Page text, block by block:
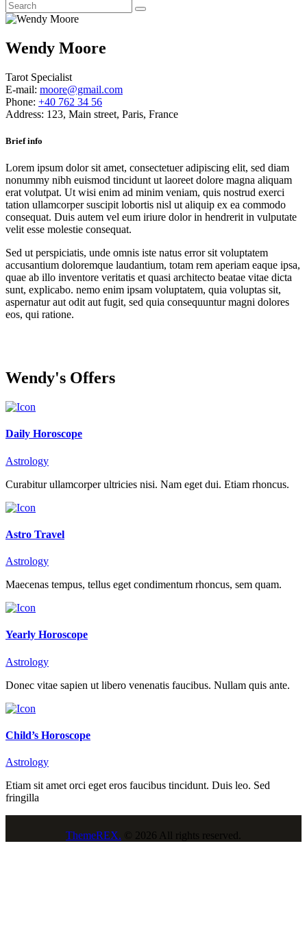
Wendy Moore
Tarot Specialist
E-mail: moore@gmail.com
Phone: +40 762 34 56
Address: 123, Main street, Paris, France
Brief info
Lorem ipsum dolor sit amet, consectetuer adipiscing elit, sed diam
nonummy nibh euismod tincidunt ut laoreet dolore magna aliquam
erat volutpat. Ut wisi enim ad minim veniam, quis nostrud exerci
tation ullamcorper suscipit lobortis nisl ut aliquip ex ea commodo
consequat. Duis autem vel eum iriure dolor in hendrerit in vulputate
velit esse molestie consequat.
Sed ut perspiciatis, unde omnis iste natus error sit voluptatem
accusantium doloremque laudantium, totam rem aperiam eaque ipsa,
quae ab illo inventore veritatis et quasi architecto beatae vitae dicta
sunt, explicabo. nemo enim ipsam voluptatem, quia voluptas sit,
aspernatur aut odit aut fugit, sed quia consequuntur magni dolores
eos, qui ratione.
Wendy's Offers
Daily Horoscope
Astrology
Curabitur ullamcorper ultricies nisi. Nam eget dui. Etiam rhoncus.
Astro Travel
Astrology
Maecenas tempus, tellus eget condimentum rhoncus, sem quam.
Yearly Horoscope
Astrology
Donec vitae sapien ut libero venenatis faucibus. Nullam quis ante.
Child’s Horoscope
Astrology
Etiam sit amet orci eget eros faucibus tincidunt. Duis leo. Sed
fringilla
ThemeREX. © 2026 All rights reserved.